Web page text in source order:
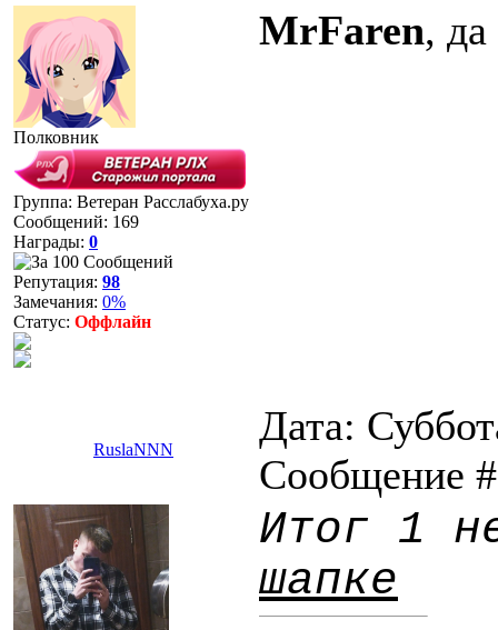
Полковник
Группа: Ветеран Расслабуха.ру
Сообщений: 169
Награды: 0
Репутация: 98
Замечания: 0%
Статус: Оффлайн
MrFaren, да
RuslaNNN
Дата:
Сообщение
Итог 1
шапке